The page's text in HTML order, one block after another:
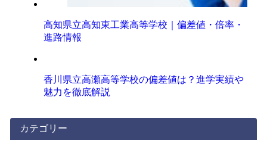
高知県立高知東工業高等学校｜偏差値・倍率・
進路情報
香川県立高瀬高等学校の偏差値は？進学実績や
魅力を徹底解説
カテゴリー